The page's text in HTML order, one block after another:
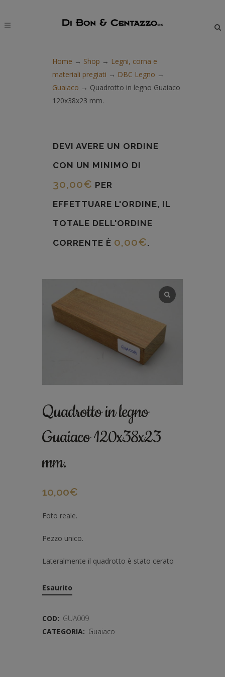
Home → Shop → Legni, corna e
materiali pregiati → DBC Legno →
Guaiaco → Quadrotto in legno Guaiaco
120x38x23 mm.
DEVI AVERE UN ORDINE
CON UN MINIMO DI
30,00€ PER
EFFETTUARE L'ORDINE, IL
TOTALE DELL'ORDINE
CORRENTE È 0,00€.
Quadrotto in legno
Guaiaco 120x38x23
mm.
10,00€
Foto reale.
Pezzo unico.
Lateralmente il quadrotto è stato cerato
Esaurito
COD: GUA009
CATEGORIA: Guaiaco